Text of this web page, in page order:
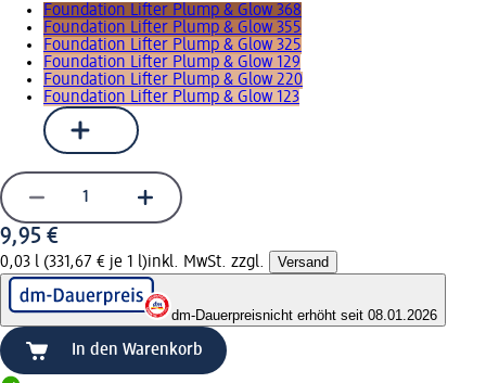
Foundation Lifter Plump & Glow 368
Foundation Lifter Plump & Glow 355
Foundation Lifter Plump & Glow 325
Foundation Lifter Plump & Glow 129
Foundation Lifter Plump & Glow 220
Foundation Lifter Plump & Glow 123
9,95 €
0,03 l (331,67 € je 1 l)inkl. MwSt. zzgl. Versand
dm-Dauerpreisnicht erhöht seit 08.01.2026
In den Warenkorb